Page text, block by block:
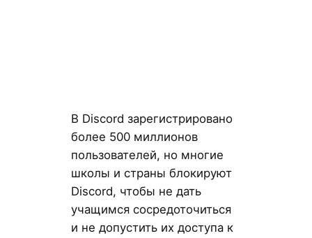
В Discord зарегистрировано
более 500 миллионов
пользователей, но многие
школы и страны блокируют
Discord, чтобы не дать
учащимся сосредоточиться
и не допустить их доступа к